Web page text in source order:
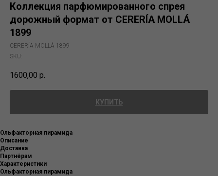
Коллекция парфюмированного спрея
дорожный формат от CERERÍA MOLLÁ
1899
CERERÍA MOLLÁ 1899
SKU:
1600,00 р.
КУПИТЬ
Ольфакторная пирамида
Описание
Доставка
Партнёрам
Характеристики
Ольфакторная пирамида